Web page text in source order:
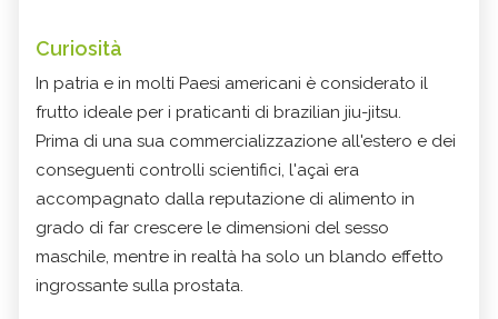
Curiosità
In patria e in molti Paesi americani è considerato il
frutto ideale per i praticanti di brazilian jiu-jitsu.
Prima di una sua commercializzazione all'estero e dei
conseguenti controlli scientifici, l'açaì era
accompagnato dalla reputazione di alimento in
grado di far crescere le dimensioni del sesso
maschile, mentre in realtà ha solo un blando effetto
ingrossante sulla prostata.